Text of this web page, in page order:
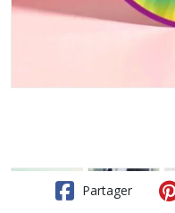
Partager